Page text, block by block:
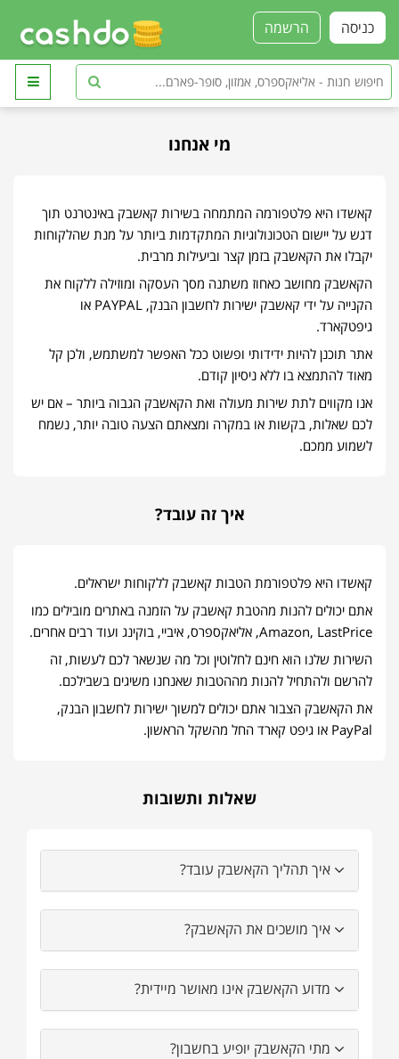
הרשמה כניסה
מי אנחנו
קאשדו היא פלטפורמה המתמחה בשירות קאשבק באינטרנט תוך
דגש על יישום הטכונולוגיות המתקדמות ביותר על מנת שהלקוחות
יקבלו את הקאשבק בזמן קצר וביעילות מרבית.
הקאשבק מחושב כאחוז משתנה מסך העסקה ומוזילה ללקוח את
הקנייה על ידי קאשבק ישירות לחשבון הבנק, PAYPAL או
גיפטקארד.
אתר תוכנן להיות ידידותי ופשוט ככל האפשר למשתמש, ולכן קל
מאוד להתמצא בו ללא ניסיון קודם.
אנו מקווים לתת שירות מעולה ואת הקאשבק הגבוה ביותר – אם יש
לכם שאלות, בקשות או במקרה ומצאתם הצעה טובה יותר, נשמח
לשמוע ממכם.
איך זה עובד?
קאשדו היא פלטפורמת הטבות קאשבק ללקוחות ישראלים.
אתם יכולים להנות מהטבת קאשבק על הזמנה באתרים מובילים כמו
Amazon, LastPrice, אליאקספרס, איביי, בוקינג ועוד רבים אחרים.
השירות שלנו הוא חינם לחלוטין וכל מה שנשאר לכם לעשות, זה
להרשם ולהתחיל להנות מההטבות שאנחנו משיגים בשבילכם.
את הקאשבק הצבור אתם יכולים למשוך ישירות לחשבון הבנק,
PayPal או גיפט קארד החל מהשקל הראשון.
שאלות ותשובות
איך תהליך הקאשבק עובד?
איך מושכים את הקאשבק?
מדוע הקאשבק אינו מאושר מיידית?
מתי הקאשבק יופיע בחשבון?